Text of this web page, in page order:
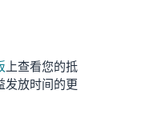
上查看您的抵
发放时间的更